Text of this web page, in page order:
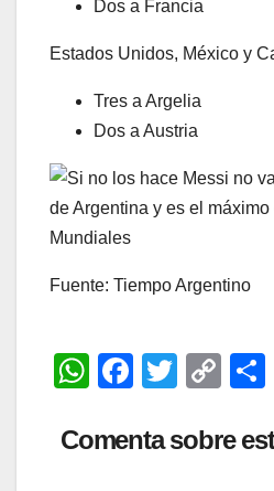
Dos a Francia
Estados Unidos, México y
Tres a Argelia
Dos a Austria
Fuente: Tiempo Argentino
W
at
F
c
T
tt
C
p
Comenta sobre